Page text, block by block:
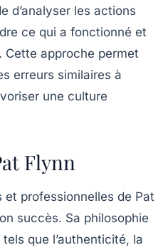
d’analyser les actions
ce qui a fonctionné et
approche permet
erreurs similaires à
une culture
Flynn
et professionnelles de Pat
succès. Sa philosophie
que l’authenticité, la